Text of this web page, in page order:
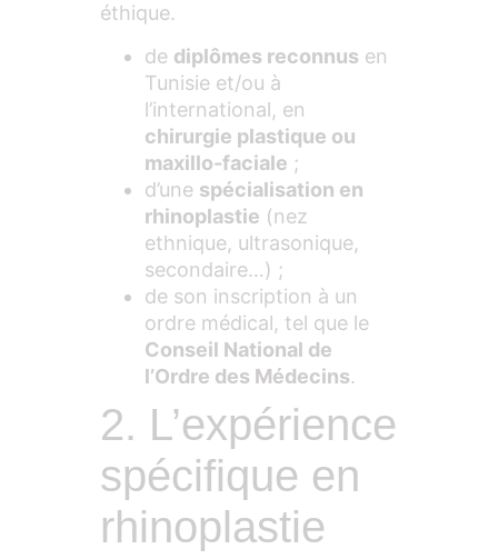
éthique.
de diplômes reconnus en
Tunisie et/ou à
l’international, en
chirurgie plastique ou
maxillo-faciale ;
d’une spécialisation en
rhinoplastie (nez
ethnique, ultrasonique,
secondaire…) ;
de son inscription à un
ordre médical, tel que le
Conseil National de
l’Ordre des Médecins.
2. L’expérience
spécifique en
rhinoplastie